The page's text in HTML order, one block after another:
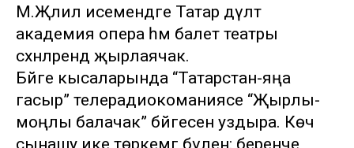
М.Җәлил исемендәге Татар дәүләт
академия опера һәм балет театры
сәхнәләрендә җырлаячак.
Бәйге кысаларында “Татарстан-яңа
гасыр” телерадиокоманиясе “Җырлы-
моңлы балачак” бәйгесен уздыра. Көч
сынашу ике төркемгә бүленә: беренче